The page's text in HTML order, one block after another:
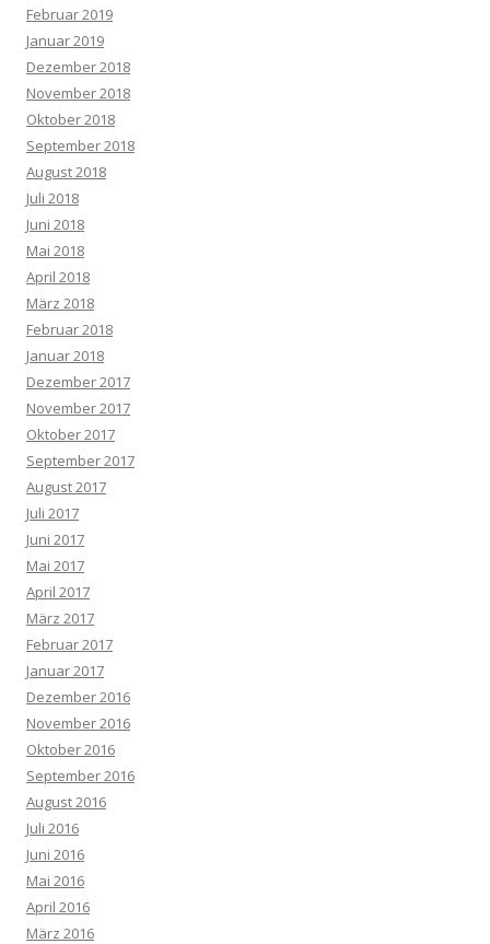
Februar 2019
Januar 2019
Dezember 2018
November 2018
Oktober 2018
September 2018
August 2018
Juli 2018
Juni 2018
Mai 2018
April 2018
März 2018
Februar 2018
Januar 2018
Dezember 2017
November 2017
Oktober 2017
September 2017
August 2017
Juli 2017
Juni 2017
Mai 2017
April 2017
März 2017
Februar 2017
Januar 2017
Dezember 2016
November 2016
Oktober 2016
September 2016
August 2016
Juli 2016
Juni 2016
Mai 2016
April 2016
März 2016